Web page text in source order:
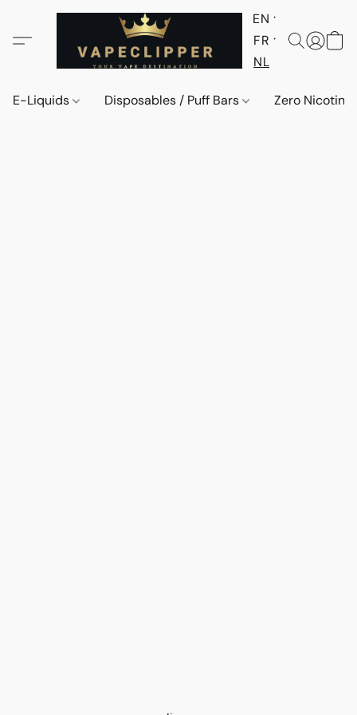
EN
FR
NL
E-Liquids Disposables / Puff Bars Zero Nicotine